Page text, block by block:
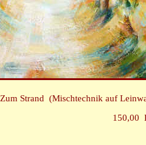
Zum Strand (Mischtechnik auf
150,00